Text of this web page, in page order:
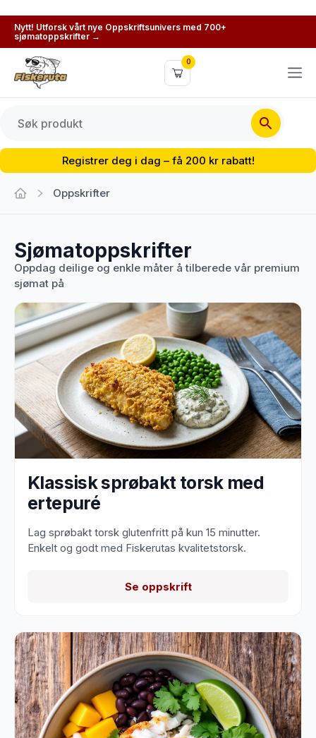
Nytt! Utforsk vårt nye Oppskriftsunivers med 700+
sjømatoppskrifter →
0
Registrer deg i dag – få 200 kr rabatt!
Oppskrifter
Sjømatoppskrifter
Oppdag deilige og enkle måter å tilberede vår premium
sjømat på
Klassisk sprøbakt torsk med
ertepuré
Lag sprøbakt torsk glutenfritt på kun 15 minutter.
Enkelt og godt med Fiskerutas kvalitetstorsk.
Se oppskrift